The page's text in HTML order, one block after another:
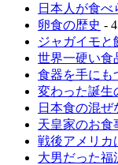
日本人が食べ
卵食の歴史 -
ジャガイモと
世界一硬い食
食器を手にも
変わった誕生
日本食の混ぜ
天皇家のお食
戦後アメリカ
大男だった福